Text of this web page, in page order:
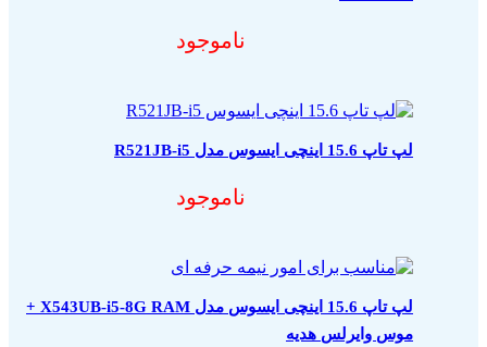
ناموجود
لپ تاپ 15.6 اینچی ایسوس مدل R521JB-i5
ناموجود
لپ تاپ 15.6 اینچی ایسوس مدل X543UB-i5-8G RAM +
موس وایرلس هدیه